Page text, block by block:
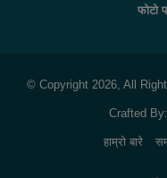
फोटो
© Copyright 2026, All
Crafted By:
हाम्रो बारे